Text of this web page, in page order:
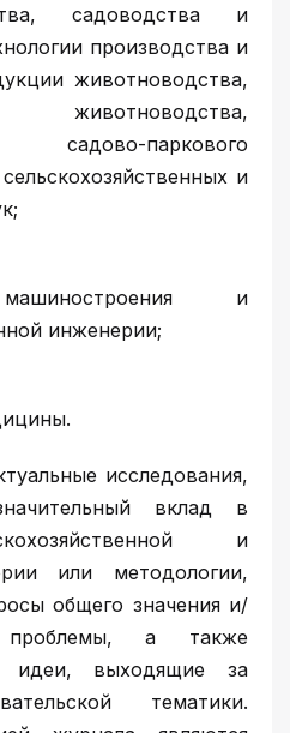
садоводства и
производства и
животноводства,
животноводства,
садово-паркового
и
и
инженерии;
исследования,
вклад в
и
или методологии,
общего значения и/
проблемы, а также
идеи, выходящие за
тематики.